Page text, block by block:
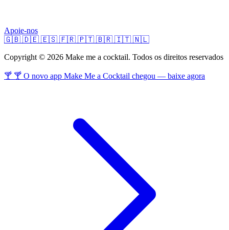
Apoie-nos
🇬🇧 🇩🇪 🇪🇸 🇫🇷 🇵🇹 🇧🇷 🇮🇹 🇳🇱
Copyright © 2026 Make me a cocktail. Todos os direitos reservados
🍸 🍸 O novo app Make Me a Cocktail chegou — baixe agora